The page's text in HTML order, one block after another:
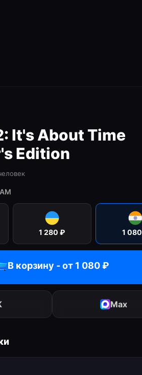
It's About Time
Edition
1 280 ₽ 1 080
В корзину - от 1 080₽
Max